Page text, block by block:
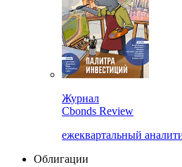
Журнал
Cbonds Review